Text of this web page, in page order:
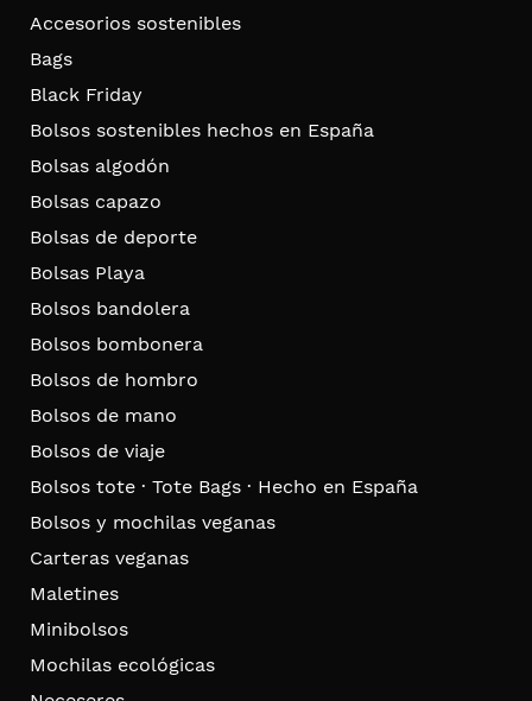
Accesorios sostenibles
Bags
Black Friday
Bolsos sostenibles hechos en España
Bolsas algodón
Bolsas capazo
Bolsas de deporte
Bolsas Playa
Bolsos bandolera
Bolsos bombonera
Bolsos de hombro
Bolsos de mano
Bolsos de viaje
Bolsos tote · Tote Bags · Hecho en España
Bolsos y mochilas veganas
Carteras veganas
Maletines
Minibolsos
Mochilas ecológicas